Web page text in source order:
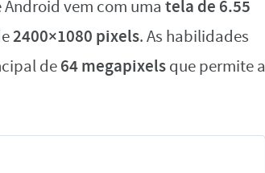
vem com uma tela de 6.55
2400×1080 pixels. As habilidades
de64 megapixelsque permite a